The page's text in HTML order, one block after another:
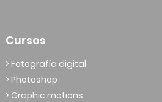
Cursos
> Fotografía digital
> Photoshop
> Graphic motions